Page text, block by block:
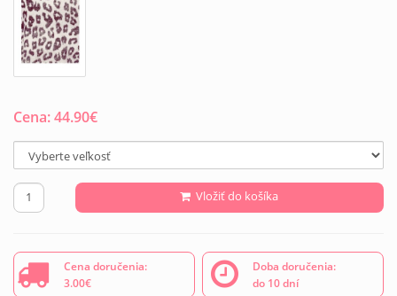
Cena:44.90€
Vložiť do košíka
Cena doručenia:
3.00€
Doba doručenia:
do 10 dní